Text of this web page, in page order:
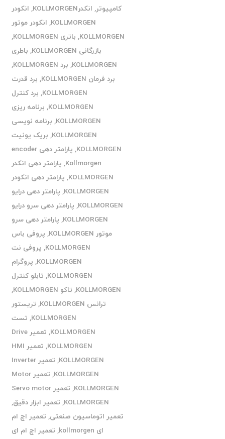
کامپیوتر, انکدرKOLLMORGEN , انکودر
KOLLMORGEN
, انکودر موتور
KOLLMORGEN
, باتری KOLLMORGEN
,
بازرگانی KOLLMORGEN
, باطری
KOLLMORGEN
, برد KOLLMORGEN
,
برد فرمان KOLLMORGEN
, برد قدرت
KOLLMORGEN
, برد کنترل
KOLLMORGEN
, برنامه ریزی
KOLLMORGEN
, برنامه نویسی
KOLLMORGEN
, بریک یونیت
KOLLMORGEN
,
پارامتر دهی encoder
Kollmorgen
, پارامتر دهی انکدر
KOLLMORGEN
, پارامتر دهی انکودر
KOLLMORGEN
, پارامتر دهی درایو
KOLLMORGEN
, پارامتر دهی سرو درایو
KOLLMORGEN
, پارامتر دهی سرو
موتور KOLLMORGEN
, پروفی باس
KOLLMORGEN
, پروفی نت
KOLLMORGEN
, پروگرام
KOLLMORGEN
, تابلو کنترل
KOLLMORGEN
, تاکو KOLLMORGEN
,
ترانس KOLLMORGEN
, تریستور
KOLLMORGEN
, تست
KOLLMORGEN
,
تعمیر Drive
KOLLMORGEN
,
تعمیر HMI
KOLLMORGEN
,
تعمیر Inverter
KOLLMORGEN
,
تعمیر Motor
KOLLMORGEN
,
تعمیر Servo motor
KOLLMORGEN
, تعمیر ابزار دقیق,
تعمیر اتوماسیون صنعتی, تعمیر اچ ام
ای kollmorgen
, تعمیر اچ ام ای